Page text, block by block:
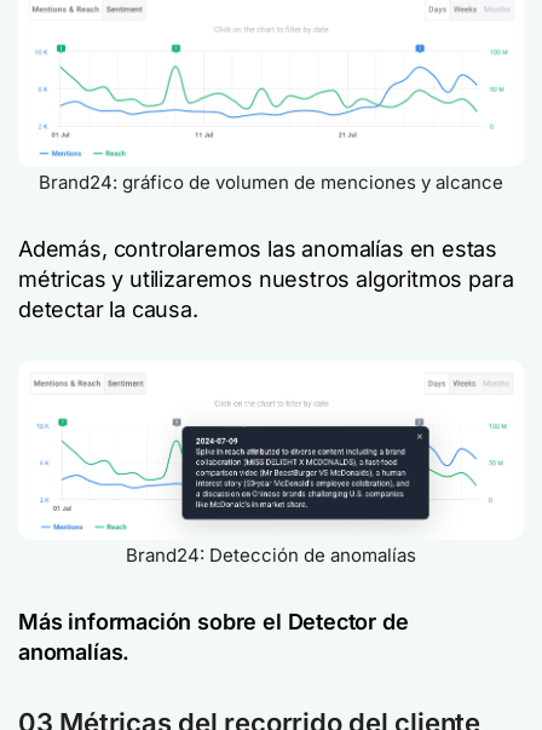
Brand24: gráfico de volumen de menciones y alcance
Además, controlaremos las anomalías en estas
métricas y utilizaremos nuestros algoritmos para
detectar la causa.
Brand24: Detección de anomalías
Más información sobre el Detector de
anomalías.
03 Métricas del recorrido del cliente